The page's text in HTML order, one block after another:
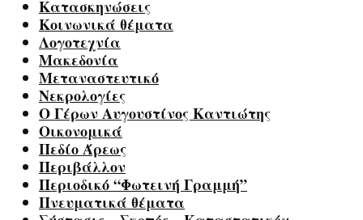
Κατασκηνώσεις
Κοινωνικά θέματα
Λογοτεχνία
Μακεδονία
Μεταναστευτικό
Νεκρολογίες
Ο Γέρων Αυγουστίνος Καντιώτης
Οικονομικά
Πεδίο Άρεως
Περιβάλλον
Περιοδικό “Φωτεινή Γραμμή”
Πνευματικά θέματα